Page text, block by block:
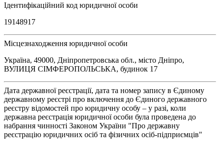
Ідентифікаційний код юридичної особи
19148917
Місцезнаходження юридичної особи
Україна, 49000, Дніпропетровська обл., місто Дніпро,
ВУЛИЦЯ СІМФЕРОПОЛЬСЬКА, будинок 17
Дата державної реєстрації, дата та номер запису в Єдиному
державному реєстрі про включення до Єдиного державного
реєстру відомостей про юридичну особу – у разі, коли
державна реєстрація юридичної особи була проведена до
набрання чинності Законом України "Про державну
реєстрацію юридичних осіб та фізичних осіб-підприємців"